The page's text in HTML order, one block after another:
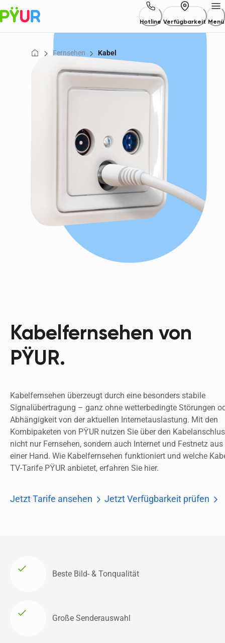
Hotline Verfügbarkeit Menü
Fernsehen Kabel
Kabelfernsehen von
PŸUR.
Kabelfernsehen überzeugt durch eine besonders stabile
Signalübertragung – ganz ohne wetterbedingte Störungen
Abhängigkeit von der aktuellen Internetauslastung. Mit den
Kombipaketen von PŸUR nutzen Sie über den
nicht nur Fernsehen, sondern auch Internet und Festnetz aus
einer Hand. Wie Kabelfernsehen funktioniert und welche
TV-Tarife PŸUR anbietet, erfahren Sie hier.
Jetzt Tarife ansehen Jetzt Verfügbarkeit prüfen
Beste Bild- & Tonqualität
Große Senderauswahl